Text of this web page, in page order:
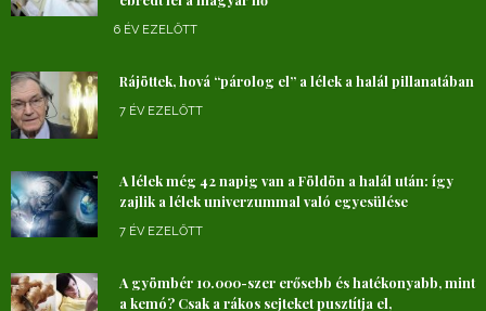
6 ÉV EZELŐTT
Rájöttek, hová “párolog el” a lélek a halál pillanatában
7 ÉV EZELŐTT
A lélek még 42 napig van a Földön a halál után: így
zajlik a lélek univerzummal való egyesülése
7 ÉV EZELŐTT
A gyömbér 10.000-szer erősebb és hatékonyabb, mint
a kemó? Csak a rákos sejteket pusztítja el,